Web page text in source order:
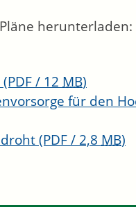
herunterladen:
(PDF / 12 MB)
für den
(PDF / 2,8 MB)